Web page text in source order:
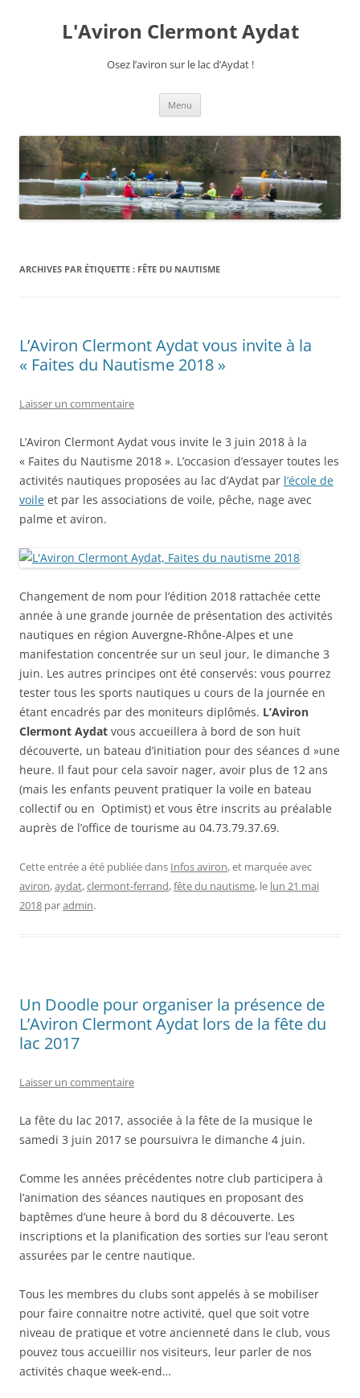
L'Aviron Clermont Aydat
Osez l’aviron sur le lac d’Aydat !
Menu
ARCHIVES PAR ÉTIQUETTE : FÊTE DU NAUTISME
L’Aviron Clermont Aydat vous invite à la
« Faites du Nautisme 2018 »
Laisser un commentaire
L’Aviron Clermont Aydat vous invite le 3 juin 2018 à la
« Faites du Nautisme 2018 ». L’occasion d’essayer toutes les
activités nautiques proposées au lac d’Aydat par l’école de
voile et par les associations de voile, pêche, nage avec
palme et aviron.
Changement de nom pour l’édition 2018 rattachée cette
année à une grande journée de présentation des activités
nautiques en région Auvergne-Rhône-Alpes et une
manifestation concentrée sur un seul jour, le dimanche 3
juin. Les autres principes ont été conservés: vous pourrez
tester tous les sports nautiques u cours de la journée en
étant encadrés par des moniteurs diplômés. L’Aviron
Clermont Aydat vous accueillera à bord de son huit
découverte, un bateau d’initiation pour des séances d »une
heure. Il faut pour cela savoir nager, avoir plus de 12 ans
(mais les enfants peuvent pratiquer la voile en bateau
collectif ou en Optimist) et vous être inscrits au préalable
auprès de l’office de tourisme au 04.73.79.37.69.
Cette entrée a été publiée dans Infos aviron, et marquée avec
aviron,aydat,clermont-ferrand,fête du nautisme, le lun 21 mai
2018 paradmin.
Un Doodle pour organiser la présence de
L’Aviron Clermont Aydat lors de la fête du
lac 2017
Laisser un commentaire
La fête du lac 2017, associée à la fête de la musique le
samedi 3 juin 2017 se poursuivra le dimanche 4 juin.
Comme les années précédentes notre club participera à
l’animation des séances nautiques en proposant des
baptêmes d’une heure à bord du 8 découverte. Les
inscriptions et la planification des sorties sur l’eau seront
assurées par le centre nautique.
Tous les membres du clubs sont appelés à se mobiliser
pour faire connaitre notre activité, quel que soit votre
niveau de pratique et votre ancienneté dans le club, vous
pouvez tous accueillir nos visiteurs, leur parler de nos
activités chaque week-end…